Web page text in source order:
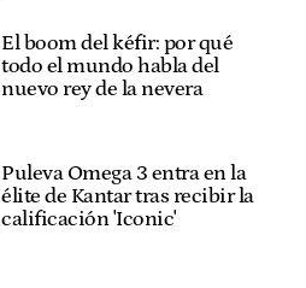
El boom del kéfir: por qué
todo el mundo habla del
nuevo rey de la nevera
Puleva Omega 3 entra en la
élite de Kantar tras recibir la
calificación 'Iconic'